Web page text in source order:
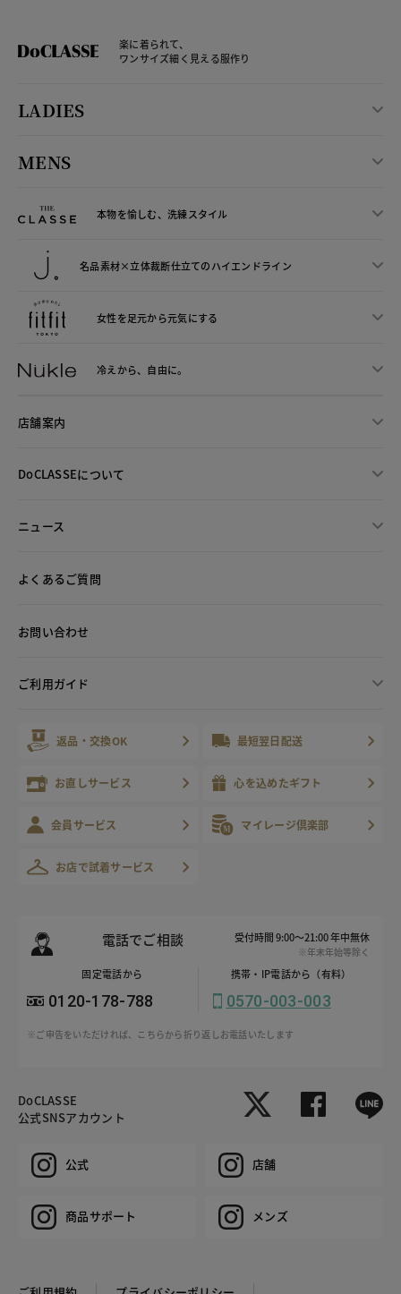
楽に着られて、
ワンサイズ細く見える服作り
LADIES
MENS
本物を愉しむ、洗練スタイル
名品素材×立体裁断仕立てのハイエンドライン
女性を足元から元気にする
冷えから、 自由に。
店舗案内
DoCLASSEについて
ニュース
よくあるご質問
お問い合わせ
ご利用ガイド
返品・交換OK 最短翌日配送
お直しサービス 心を込めたギフト
会員サービス マイレージ倶楽部
お店で試着サービス
電話でご相談 受付時間 9:00～21:00 年中無休
※年末年始等除く
固定電話から
0120-178-788
携帯・IP電話から（有料）
0570-003-003
※ご申告をいただければ、こちらから折り返しお電話いたします
DoCLASSE
公式SNSアカウント
公式 店舗
商品サポート メンズ